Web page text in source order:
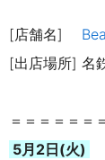
[店舗名]
[出店場所] 名
＝＝＝＝＝＝
5月2日(火)